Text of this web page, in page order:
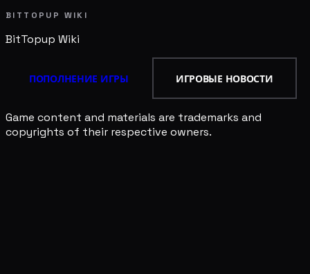
BITTOPUP WIKI
BitTopup Wiki
ПОПОЛНЕНИЕ ИГРЫ ИГРОВЫЕ НОВОСТИ
Game content and materials are trademarks and
copyrights of their respective owners.